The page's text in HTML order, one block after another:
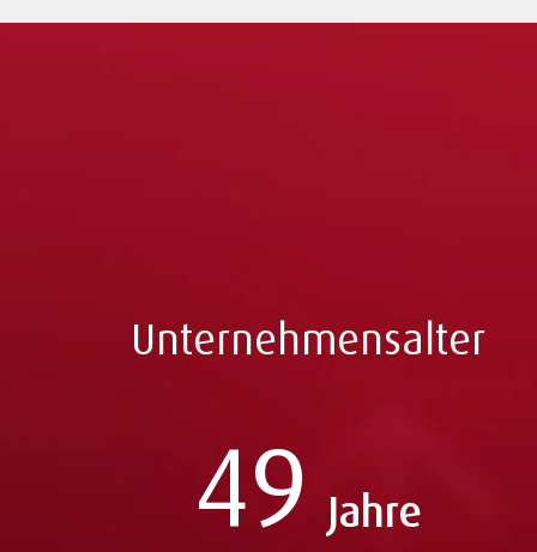
Unternehmensalter
49 Jahre